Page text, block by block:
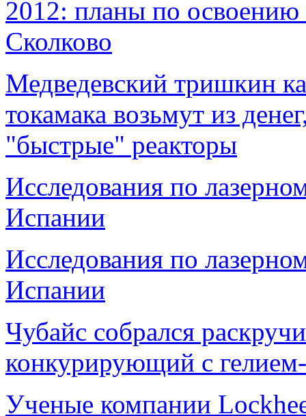
2012: планы по освоению
Сколково
Медведевский тришкин
токамака возьмут из
"быстрые" реакторы
Исследования по
Испании
Исследования по
Испании
Чубайс собрался
конкурирующий с
Ученые компании